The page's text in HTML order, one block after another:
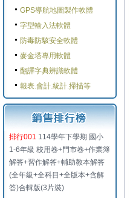
GPS導航地圖製作軟體
字型輸入法軟體
防毒防駭安全軟體
麥金塔專用軟體
翻譯字典辨識軟體
報表.會計.統計.掃描等
排行001 114學年下學期 國小
1-6年級 校用卷+門市卷+作業簿
解答+習作解答+輔助教本解答
(全年級+全科目+全版本+含解
答)合輯版(3片裝)